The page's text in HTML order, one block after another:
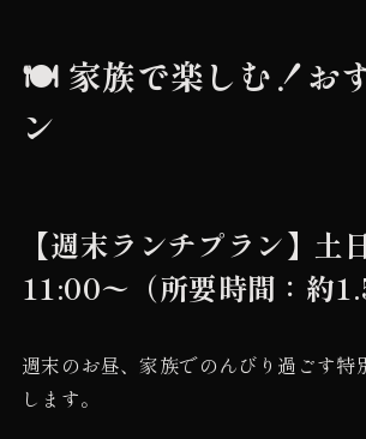
🍽️ 家族で楽しむ！お
ン
【週末ランチプラン】土
11:00〜（所要時間：約
週末のお昼、家族でのんびり過ごす特
します。